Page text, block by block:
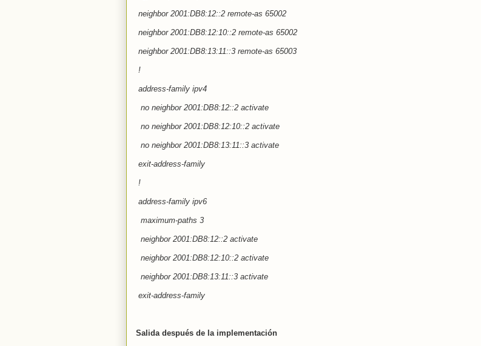
neighbor 2001:DB8:12::2 remote-as 65002
neighbor 2001:DB8:12:10::2 remote-as 65002
neighbor 2001:DB8:13:11::3 remote-as 65003
!
address-family ipv4
no neighbor 2001:DB8:12::2 activate
no neighbor 2001:DB8:12:10::2 activate
no neighbor 2001:DB8:13:11::3 activate
exit-address-family
!
address-family ipv6
maximum-paths 3
neighbor 2001:DB8:12::2 activate
neighbor 2001:DB8:12:10::2 activate
neighbor 2001:DB8:13:11::3 activate
exit-address-family
Salida después de la implementación